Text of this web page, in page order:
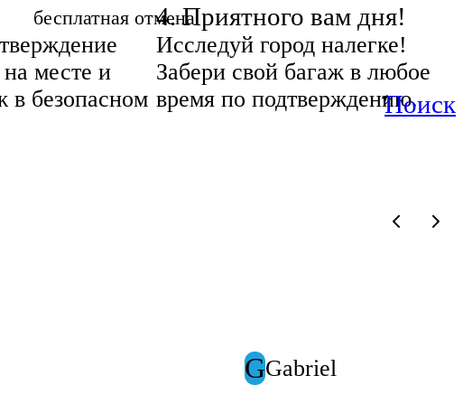
бесплатная отмена
Поиск
месте и
в безопасном
4.Приятного вам дня!
Исследуй город налегке!
Забери свой багаж в любое
время по подтверждению.
GGabriel